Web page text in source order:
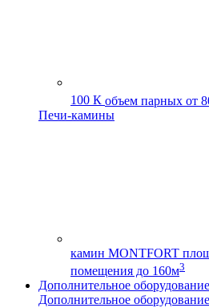
100 К объем парных от
Печи-камины
камин MONTFORT
помещения до 160м3
Дополнительное оборудование
Дополнительное оборудование